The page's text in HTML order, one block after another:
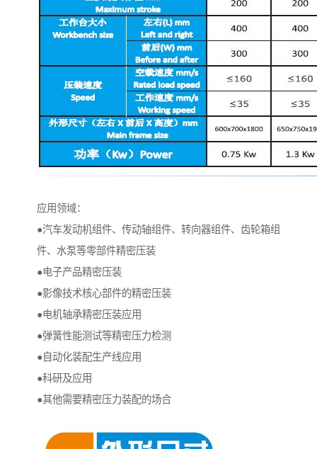
应用领域：
●汽车发动机组件、传动轴组件、转向器组件、齿轮箱组
件、水泵等零部件精密压装
●电子产品精密压装
●影像技术核心部件的精密压装
●电机轴承精密压装应用
●弹簧性能测试等精密压力检测
●自动化装配生产线应用
●科研及应用
●其他需要精密压力装配的场合